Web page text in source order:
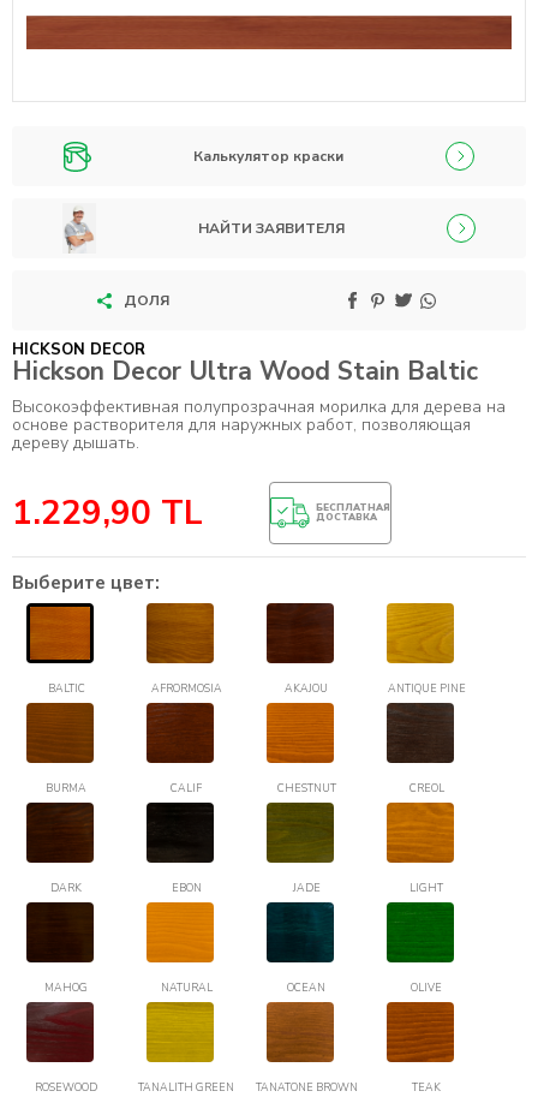
Калькулятор краски
НАЙТИ ЗАЯВИТЕЛЯ
ДОЛЯ
HICKSON DECOR
Hickson Decor Ultra Wood Stain Baltic
Высокоэффективная полупрозрачная морилка для дерева на
основе растворителя для наружных работ, позволяющая
дереву дышать.
1.229,90 TL БЕСПЛАТНАЯ
ДОСТАВКА
Выберите цвет:
BALTIC AFRORMOSIA AKAJOU ANTIQUE PINE
BURMA CALIF CHESTNUT CREOL
DARK EBON JADE LIGHT
MAHOG NATURAL OCEAN OLIVE
ROSEWOOD TANALITH GREEN TANATONE BROWN TEAK